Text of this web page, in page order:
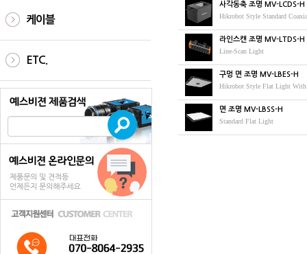
케이블
ETC.
사각동축 조명 MV-LCDS-H
Hikrobot Style Standard
라인스캔 조명 MV-LTDS-H
Line-Scan Light
구멍 면 조명 MV-LBES-H
Hikrobot Style Flat Light
면 조명 MV-LBSS-H
Standard Flat Light